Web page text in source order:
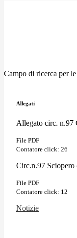
Campo di ricerca per
Allegati
Allegato circ. n.97
File PDF
Contatore click: 26
Circ.n.97
File PDF
Contatore click: 12
Notizie